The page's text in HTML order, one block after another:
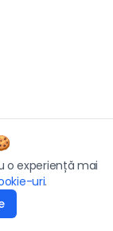
o experiență mai
uri.